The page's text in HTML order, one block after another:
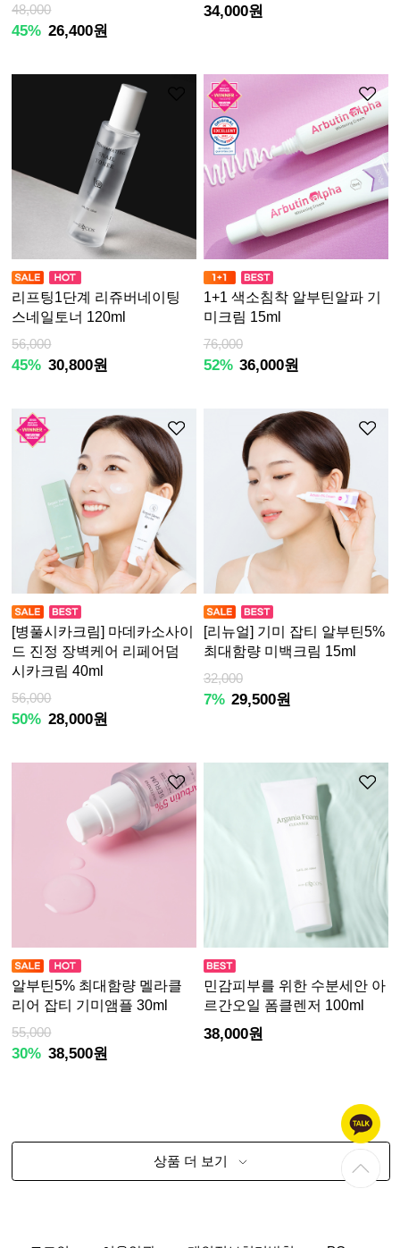
48,000
45% 26,400원
34,000원
리프팅1단계 리쥬버네이팅
스네일토너 120ml
56,000
45% 30,800원
1+1 색소침착 알부틴알파 기
미크림 15ml
76,000
52% 36,000원
[병풀시카크림] 마데카소사이
드 진정 장벽케어 리페어덤
시카크림 40ml
56,000
50% 28,000원
[리뉴얼] 기미 잡티 알부틴5%
최대함량 미백크림 15ml
32,000
7% 29,500원
알부틴5% 최대함량 멜라클
리어 잡티 기미앰플 30ml
55,000
30% 38,500원
민감피부를 위한 수분세안 아
르간오일 폼클렌저 100ml
38,000원
상품 더 보기